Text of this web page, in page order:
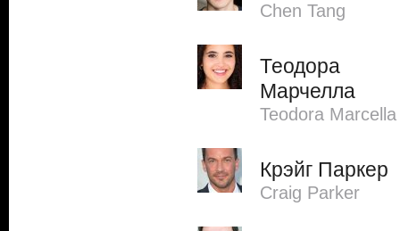
Chen Tang
Теодора
Марчелла
Teodora Marcella
Крэйг Паркер
Craig Parker